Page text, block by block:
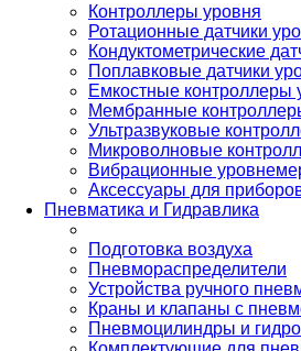
Контроллеры уровня
Ротационные датчики
Кондуктометрические
Поплавковые датчики
Емкостные контроллеры
Мембранные
Ультразвуковые
Микроволновые
Вибрационные
Аксессуары для
Пневматика и Гидравлика
Подготовка воздуха
Пневмораспределители
Устройства ручного
Краны и клапаны с
Пневмоцилиндры и